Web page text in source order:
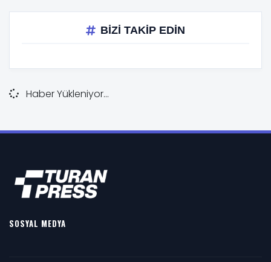
BİZİ TAKİP EDİN
Haber Yükleniyor...
SOSYAL MEDYA